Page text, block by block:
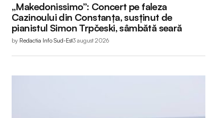
„Makedonissimo”: Concert pe faleza
Cazinoului din Constanța, susținut de
pianistul Simon Trpčeski, sâmbătă seară
by Redactia Info Sud-Est3 august 2026